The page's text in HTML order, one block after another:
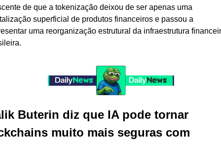
de que a tokenização deixou de ser apenas uma
superficial de produtos financeiros e passou a
uma reorganização estrutural da infraestrutura
Buterin diz que IA pode tornar
muito mais seguras com